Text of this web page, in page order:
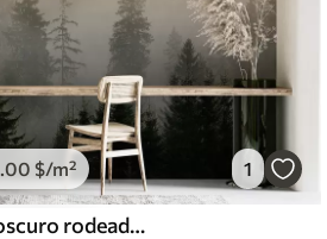
.00 $/m² 1
Silueta de un abeto oscuro rodeado de niebla